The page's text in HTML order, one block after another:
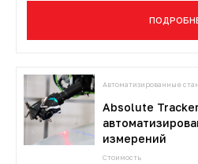
Автоматизированные
Absolute
измерений
Стоимость